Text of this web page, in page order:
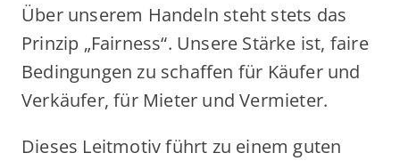
Über unserem Handeln steht stets das
Prinzip „Fairness“. Unsere Stärke ist, faire
Bedingungen zu schaffen für Käufer und
Verkäufer, für Mieter und Vermieter.
Dieses Leitmotiv führt zu einem guten